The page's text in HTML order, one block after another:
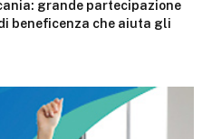
grande partecipazione
beneficenza che aiuta gli